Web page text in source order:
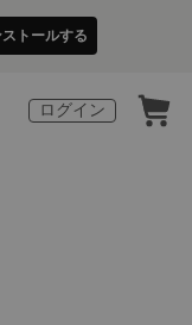
ストールする
ログイン